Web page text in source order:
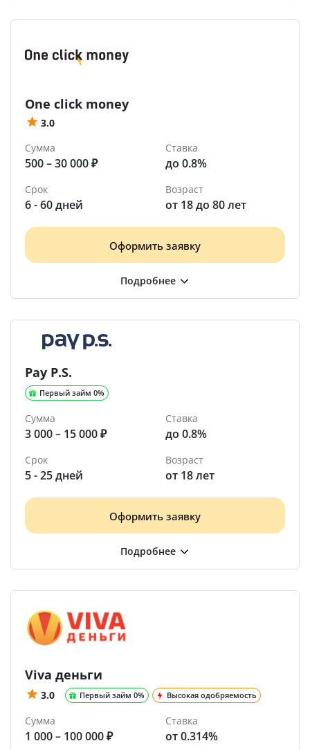
One click money
3.0
Сумма
500 – 30 000 ₽
Ставка
до 0.8%
Срок
6 - 60 дней
Возраст
от 18 до 80 лет
Оформить заявку
Pay P.S.
Первый займ 0%
Сумма
3 000 – 15 000 ₽
Ставка
до 0.8%
Срок
5 - 25 дней
Возраст
от 18 лет
Оформить заявку
Viva деньги
3.0 Первый займ 0% Высокая одобряемость
Сумма
1 000 – 100 000 ₽
Ставка
от 0.314%